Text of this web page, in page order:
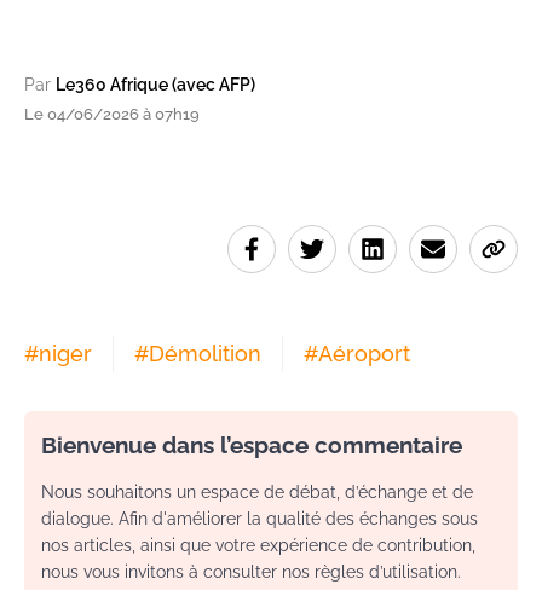
Par Le360 Afrique (avec AFP)
Le 04/06/2026 à 07h19
#niger #Démolition #Aéroport
Bienvenue dans l’espace commentaire
Nous souhaitons un espace de débat, d’échange et de
dialogue. Afin d'améliorer la qualité des échanges sous
nos articles, ainsi que votre expérience de contribution,
nous vous invitons à consulter nos règles d’utilisation.